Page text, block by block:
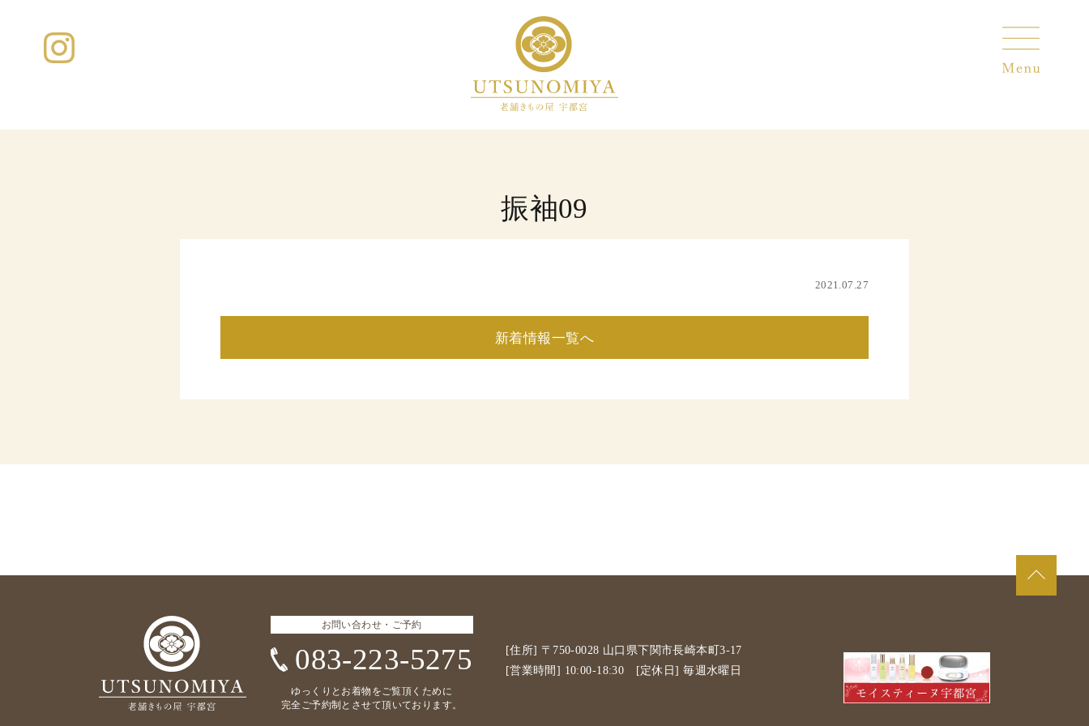
振袖09
2021.07.27
新着情報一覧へ
お問い合わせ・ご予約
083-223-5275
ゆっくりとお着物をご覧頂くために
完全ご予約制とさせて頂いております。
[住所] 〒750-0028 山口県下関市長崎本町3-17
[営業時間] 10:00-18:30 [定休日] 毎週水曜日